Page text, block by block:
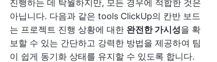
진행하는 데 탁월하지만, 모든 경우에 적합한 것은
아닙니다. 다음과 같은 tools ClickUp의 칸반 보드
는 프로젝트 진행 상황에 대한 완전한 가시성을 확
보할 수 있는 간단하고 강력한 방법을 제공하여 팀
이 쉽게 동기화 상태를 유지할 수 있도록 합니다.